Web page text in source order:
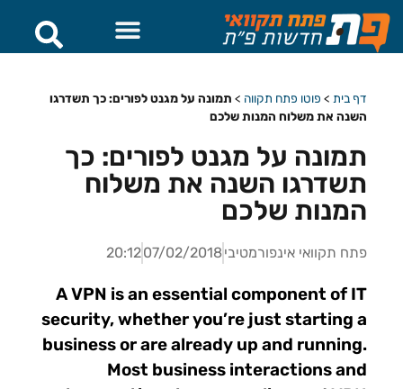
דף בית > פוטו פתח תקווה > תמונה על מגנט לפורים: כך תשדרגו
השנה את משלוח המנות שלכם
תמונה על מגנט לפורים: כך
תשדרגו השנה את משלוח
המנות שלכם
פתח תקוואי אינפורמטיבי07/02/2018
20:12
A VPN is an essential component of IT
security, whether you’re just starting a
business or are already up and running.
Most business interactions and